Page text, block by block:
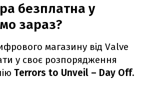
безплатна у
зараз?
магазину від Valve
у своє розпорядження
Terrors to Unveil – Day Off.